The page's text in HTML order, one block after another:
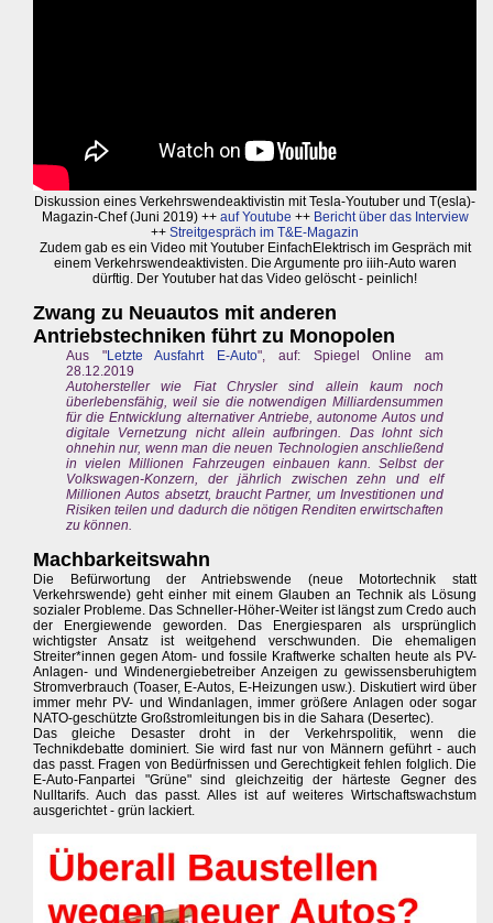
Diskussion eines Verkehrswendeaktivistin mit Tesla-Youtuber und T(esla)-
Magazin-Chef (Juni 2019) ++ auf Youtube ++ Bericht über das Interview
++Streitgespräch im T&E-Magazin
Zudem gab es ein Video mit Youtuber EinfachElektrisch im Gespräch mit
einem Verkehrswendeaktivisten. Die Argumente pro iiih-Auto waren
dürftig. Der Youtuber hat das Video gelöscht - peinlich!
Zwang zu Neuautos mit anderen
Antriebstechniken führt zu Monopolen
Aus "Letzte Ausfahrt E-Auto", auf: Spiegel Online am
28.12.2019
Autohersteller wie Fiat Chrysler sind allein kaum noch
überlebensfähig, weil sie die notwendigen Milliardensummen
für die Entwicklung alternativer Antriebe, autonome Autos und
digitale Vernetzung nicht allein aufbringen. Das lohnt sich
ohnehin nur, wenn man die neuen Technologien anschließend
in vielen Millionen Fahrzeugen einbauen kann. Selbst der
Volkswagen-Konzern, der jährlich zwischen zehn und elf
Millionen Autos absetzt, braucht Partner, um Investitionen und
Risiken teilen und dadurch die nötigen Renditen erwirtschaften
zu können.
Machbarkeitswahn
Die Befürwortung der Antriebswende (neue Motortechnik statt
Verkehrswende) geht einher mit einem Glauben an Technik als Lösung
sozialer Probleme. Das Schneller-Höher-Weiter ist längst zum Credo auch
der Energiewende geworden. Das Energiesparen als ursprünglich
wichtigster Ansatz ist weitgehend verschwunden. Die ehemaligen
Streiter*innen gegen Atom- und fossile Kraftwerke schalten heute als PV-
Anlagen- und Windenergiebetreiber Anzeigen zu gewissensberuhigtem
Stromverbrauch (Toaser, E-Autos, E-Heizungen usw.). Diskutiert wird über
immer mehr PV- und Windanlagen, immer größere Anlagen oder sogar
NATO-geschützte Großstromleitungen bis in die Sahara (Desertec).
Das gleiche Desaster droht in der Verkehrspolitik, wenn die
Technikdebatte dominiert. Sie wird fast nur von Männern geführt - auch
das passt. Fragen von Bedürfnissen und Gerechtigkeit fehlen folglich. Die
E-Auto-Fanpartei "Grüne" sind gleichzeitig der härteste Gegner des
Nulltarifs. Auch das passt. Alles ist auf weiteres Wirtschaftswachstum
ausgerichtet - grün lackiert.